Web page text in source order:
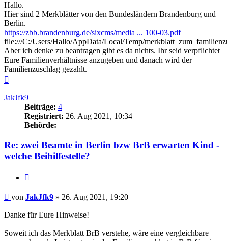
Hallo.
Hier sind 2 Merkblätter von den Bundesländern Brandenburg und
Berlin.
https://zbb.brandenburg.de/sixcms/media ... 100-03.pdf
file:///C:/Users/Hallo/AppData/Local/Temp/
Aber ich denke zu beantragen gibt es da nichts. Ihr seid verpflichtet
Eure Familienverhältnisse anzugeben und danach wird der
Familienzuschlag gezahlt.
JakJfk9
Beiträge: 4
Registriert: 26. Aug 2021, 10:34
Behörde:
Re: zwei Beamte in Berlin bzw BrB erwarten Kind -
welche Beihilfestelle?
Beitrag
von JakJfk9 » 26. Aug 2021, 19:20
Danke für Eure Hinweise!
Soweit ich das Merkblatt BrB verstehe, wäre eine vergleichbare